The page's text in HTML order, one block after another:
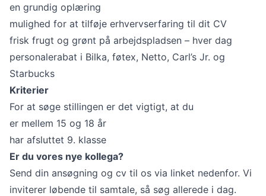
en grundig oplæring
mulighed for at tilføje erhvervserfaring til dit CV
frisk frugt og grønt på arbejdspladsen – hver dag
personalerabat i Bilka, føtex, Netto, Carl’s Jr. og
Starbucks
Kriterier
For at søge stillingen er det vigtigt, at du
er mellem 15 og 18 år
har afsluttet 9. klasse
Er du vores nye kollega?
Send din ansøgning og cv til os via linket nedenfor. Vi
inviterer løbende til samtale, så søg allerede i dag.